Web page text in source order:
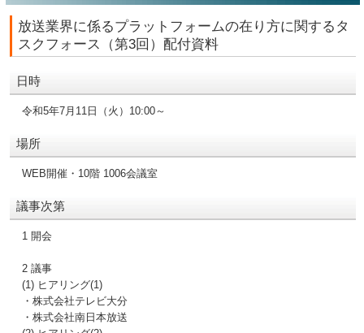
放送業界に係るプラットフォームの在り方に関するタ
スクフォース（第3回）配付資料
日時
令和5年7月11日（火）10:00～
場所
WEB開催・10階 1006会議室
議事次第
1 開会
2 議事
(1) ヒアリング(1)
・株式会社テレビ大分
・株式会社南日本放送